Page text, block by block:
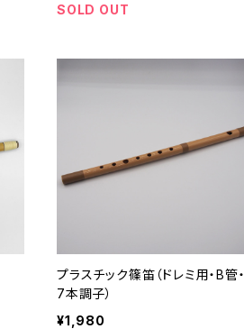
SOLD OUT
プラスチック篠笛（ドレミ用・B管・
7本調子）
¥1,980